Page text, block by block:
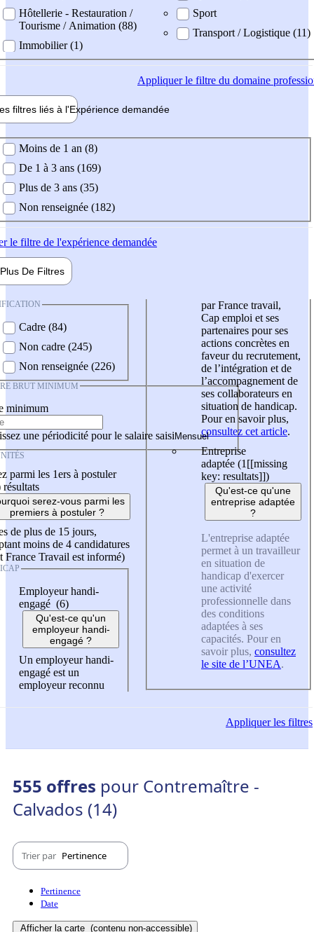
Hôtellerie - Restauration /
Tourisme / Animation (88)
Immobilier (1)
Sport
Transport / Logistique (11)
Appliquerle filtre du domaine
filtres liés à l'Expérience demandée
demandée
Moins de 1 an (8)
De 1 à 3 ans (169)
Plus de 3 ans (35)
Non renseignée (182)
le filtre de l'expérience demandée
Plus De Filtres
Cadre (84)
Non cadre (245)
Non renseignée (226)
BRUT MINIMUM
minimum
une périodicité pour le salaire saisi
parmi les 1ers à postuler
résultats
serez-vous parmi les
premiers à postuler ?
de plus de 15 jours,
moins de 4 candidatures
France Travail est informé)
Employeur handi-
engagé (6)
Qu'est-ce qu'un
employeur handi-
engagé ?
Un employeur handi-
engagé est un
employeur reconnu
par France travail,
Cap emploi et ses
partenaires pour ses
actions concrètes en
faveur du recrutement,
de l’intégration et de
l’accompagnement de
ses collaborateurs en
situation de handicap.
Pour en savoir plus,
consultez cet article.
Entreprise
adaptée (1 [[missing
key: resultats]])
Qu'est-ce qu'une
entreprise adaptée
?
L'entreprise adaptée
permet à un travailleur
en situation de
handicap d'exercer
une activité
professionnelle dans
des conditions
adaptées à ses
capacités. Pour en
savoir plus, consultez
le site de l’UNEA.
Appliquerles filtres
555 offres pour Contremaître -
Calvados (14)
Trier par Pertinence
Pertinence
Date
Afficher la carte (contenu non-accessible)